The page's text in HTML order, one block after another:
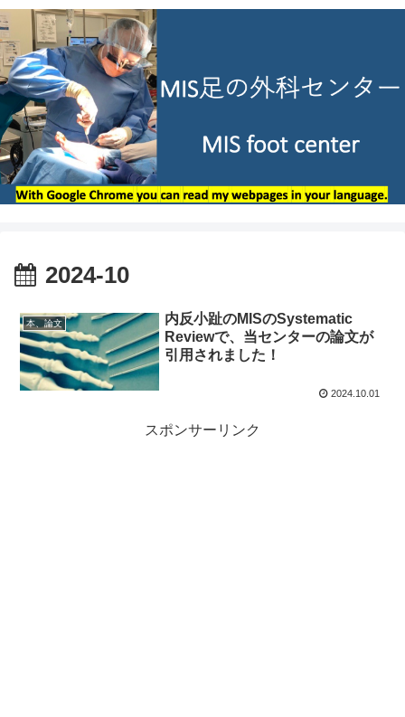
2024-10
本、論文
内反小趾のMISのSystematic
Reviewで、当センターの論文が
引用されました！
2024.10.01
スポンサーリンク